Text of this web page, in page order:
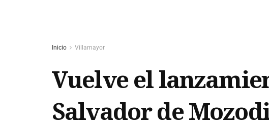
Inicio Villamayor
Vuelve el
Salvador de